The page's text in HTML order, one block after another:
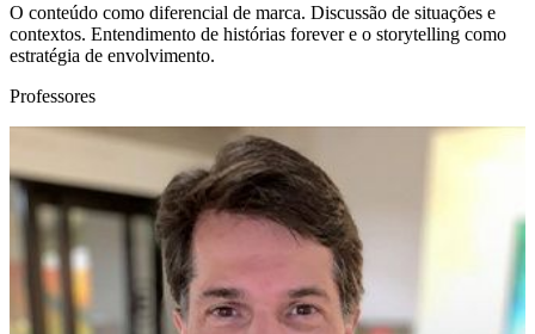
O conteúdo como diferencial de marca. Discussão de situações e
contextos. Entendimento de histórias forever e o storytelling como
estratégia de envolvimento.
Professores